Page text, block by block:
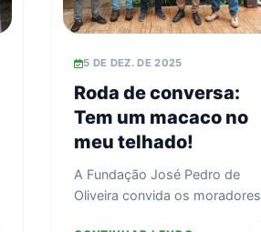
5 DE DEZ. DE 2025
Roda de conversa:
Tem um macaco no
meu telhado!
A Fundação José Pedro de
Oliveira convida os moradores